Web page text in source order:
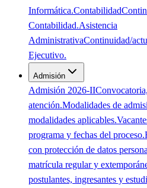
Informática.Contabilidad
Contabilidad.Asistencia
AdministrativaContinuidad/
Ejecutivo.
Admisión
Admisión 2026-II
atención.Modalidades de
modalidades aplicables.
programa y fechas del proceso.
con protección de datos
matrícula regular y
postulantes, ingresantes y